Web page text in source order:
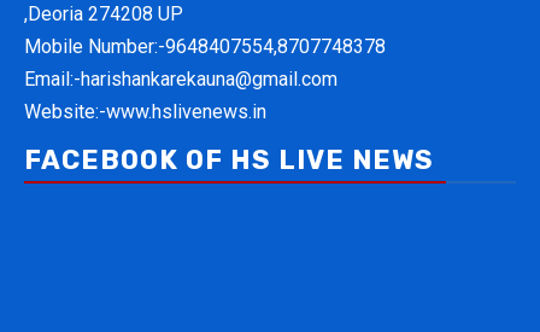
,Deoria 274208 UP
Mobile Number:-9648407554,8707748378
Email:-harishankarekauna@gmail.com
Website:-www.hslivenews.in
FACEBOOK OF HS LIVE NEWS